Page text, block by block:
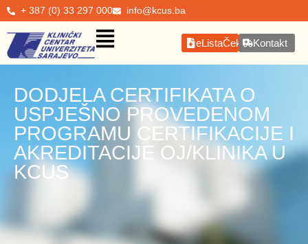
+ 387 (0) 33 297 000 info@kcus.ba
eListaČekanjaKontakt
DODJELA CERTIFIKATA O
USPJEŠNO PROVEDENOM
PROGRAMU CERTIFIKACIJE I
AKREDITACIJE OJ/KLINIKA U
KCUS